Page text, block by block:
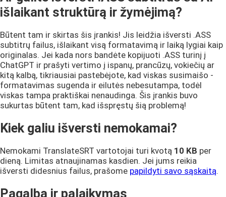
išlaikant struktūrą ir žymėjimą?
Būtent tam ir skirtas šis įrankis! Jis leidžia išversti .ASS
subtitrų failus, išlaikant visą formatavimą ir laiką lygiai kaip
originalas. Jei kada nors bandėte kopijuoti .ASS turinį į
ChatGPT ir prašyti vertimo į ispanų, prancūzų, vokiečių ar
kitą kalbą, tikriausiai pastebėjote, kad viskas susimaišo -
formatavimas sugenda ir eilutės nebesutampa, todėl
viskas tampa praktiškai nenaudinga. Šis įrankis buvo
sukurtas būtent tam, kad išspręstų šią problemą!
Kiek galiu išversti nemokamai?
Nemokami TranslateSRT vartotojai turi kvotą 10 KB per
dieną. Limitas atnaujinamas kasdien. Jei jums reikia
išversti didesnius failus, prašome papildyti savo sąskaitą.
Pagalba ir palaikymas